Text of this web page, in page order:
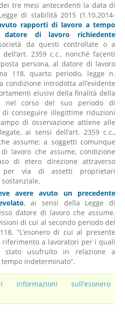
tre mesi antecedenti la data di
di stabilità 2015 (1.10.2014-
rapporti di lavoro a tempo
di lavoro richiedente
da questi controllate o a
2359 c.c., nonché facenti
persona, al datore di lavoro
118, quarto periodo, legge n.
condizione introdotta all’evidente
elusivi della finalità della
nel corso del suo periodo di
di conseguire illegittime riduzioni
di osservazione attiene alle
ai sensi dell’art. 2359 c.c.,
assume; a soggetti comunque
lavoro che assume, condizione
di etero direzione attraverso
per via di assetti proprietari
avere avuto un precedente
, ai sensi della Legge di
datore di lavoro che assume.
di cui al secondo periodo del
”L’esonero di cui al presente
riferimento a lavoratori per i quali
usufruito in relazione a
indeterminato”.
informazioni sull'esonero